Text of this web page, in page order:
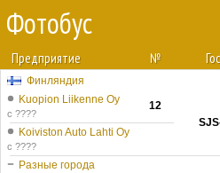
Фотобус
Предприятие №
Финляндия
Kuopion Liikenne Oy
с ????
12
Koiviston Auto Lahti Oy
с ????
Разные города